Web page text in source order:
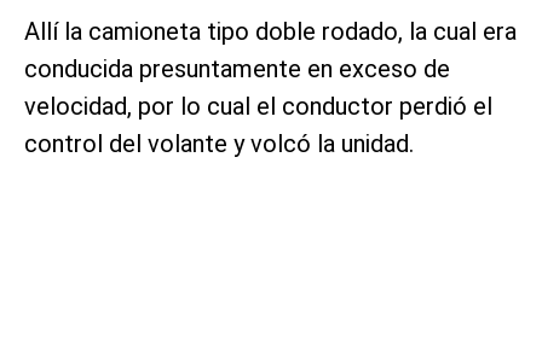
Allí la camioneta tipo doble rodado, la cual era
conducida presuntamente en exceso de
velocidad, por lo cual el conductor perdió el
control del volante y volcó la unidad.